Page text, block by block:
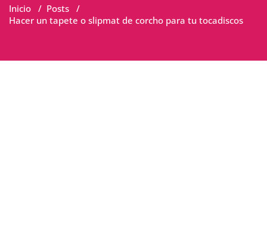
Inicio / Posts /
Hacer un tapete o slipmat de corcho para tu tocadiscos